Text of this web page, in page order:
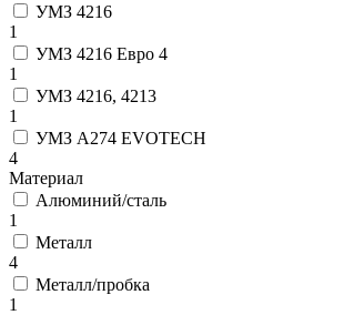
УМЗ 4216
1
УМЗ 4216 Евро 4
1
УМЗ 4216, 4213
1
УМЗ А274 EVOTECH
4
Материал
Алюминий/сталь
1
Металл
4
Металл/пробка
1